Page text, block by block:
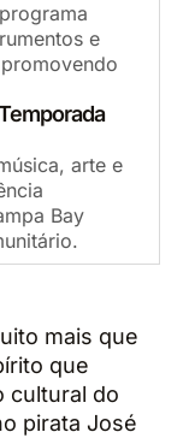
e
arte e
Bay
mais que
que
cultural do
pirata José